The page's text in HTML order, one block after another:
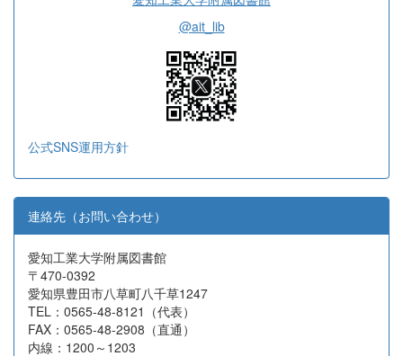
@ait_lib
公式SNS運用方針
連絡先（お問い合わせ）
愛知工業大学附属図書館
〒470-0392
愛知県豊田市八草町八千草1247
TEL：0565-48-8121（代表）
FAX：0565-48-2908（直通）
内線：1200～1203